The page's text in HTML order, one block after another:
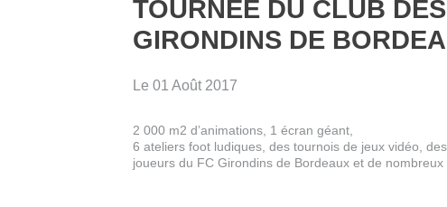
TOURNÉE DU CLUB DES
GIRONDINS DE
Le 01 Août 2017
2 000 m2 d’animations, 1 écran géant,
6 ateliers foot ludiques, des tournois de jeux vidéo,
joueurs du FC Girondins de Bordeaux et de nombreux